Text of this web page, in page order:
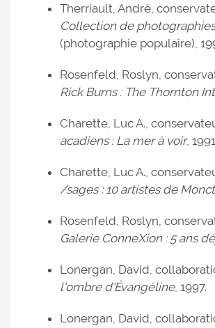
Therriault, André,
Collection de photographies
(photographie populaire),
Rosenfeld, Roslyn,
Rick Burns : The Thornton
Charette, Luc A.,
acadiens : La mer à voir,
Charette, Luc A.,
/sages : 10 artistes de
Rosenfeld, Roslyn,
Galerie ConneXion : 5 ans
Lonergan, David,
l'ombre d'Évangéline, 1997.
Lonergan, David,